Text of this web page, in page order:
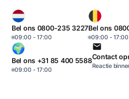
Bel ons 0800-235 3227
09:00 - 17:00
Bel ons
09:00 - 17:00
Bel ons +31 85 400 5588
09:00 - 17:00
Contact
Reactie